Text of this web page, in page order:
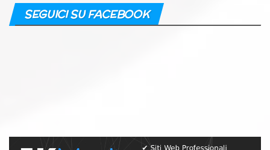
SEGUICI SU FACEBOOK